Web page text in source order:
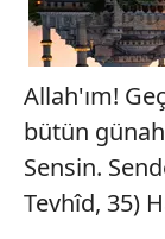
Allah'ım!
bütün
Sensin.
Tevhîd, 35)